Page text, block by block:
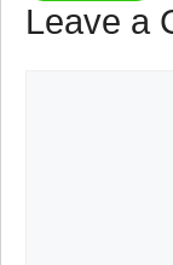
Leave a